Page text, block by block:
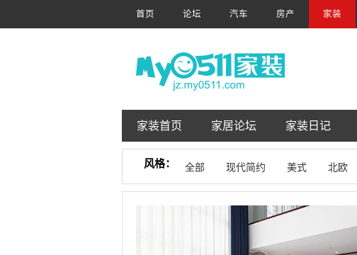
首页 论坛 汽车 房产 家装
家装首页 家居论坛 家装日记
风格： 全部 现代简约 美式 北欧